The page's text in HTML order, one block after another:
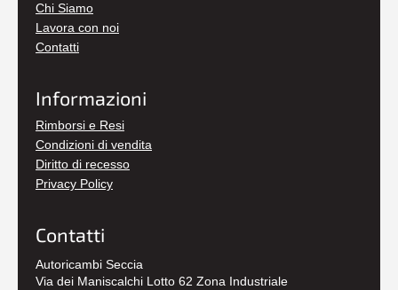
Chi Siamo
Lavora con noi
Contatti
Informazioni
Rimborsi e Resi
Condizioni di vendita
Diritto di recesso
Privacy Policy
Contatti
Autoricambi Seccia
Via dei Maniscalchi Lotto 62 Zona Industriale